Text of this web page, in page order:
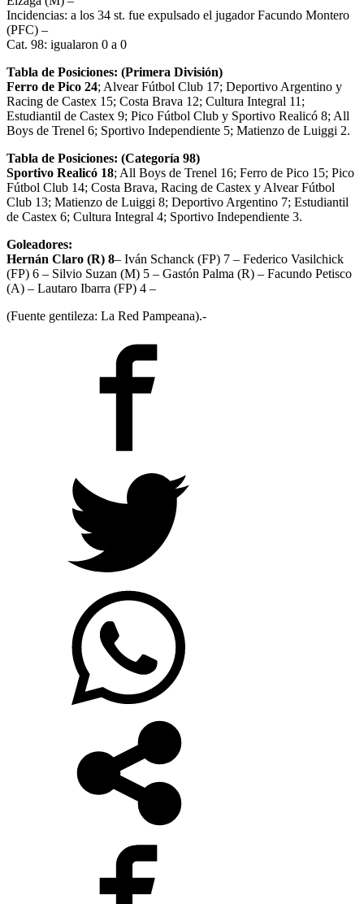
Incidencias: a los 34 st. fue expulsado el jugador Facundo Montero
(PFC) –
Cat. 98: igualaron 0 a 0
Tabla de Posiciones: (Primera División)
Ferro de Pico 24; Alvear Fútbol Club 17; Deportivo Argentino y
Racing de Castex 15; Costa Brava 12; Cultura Integral 11;
Estudiantil de Castex 9; Pico Fútbol Club y Sportivo Realicó 8; All
Boys de Trenel 6; Sportivo Independiente 5; Matienzo de Luiggi 2.
Tabla de Posiciones: (Categoría 98)
Sportivo Realicó 18; All Boys de Trenel 16; Ferro de Pico 15; Pico
Fútbol Club 14; Costa Brava, Racing de Castex y Alvear Fútbol
Club 13; Matienzo de Luiggi 8; Deportivo Argentino 7; Estudiantil
de Castex 6; Cultura Integral 4; Sportivo Independiente 3.
Goleadores:
Hernán Claro (R) 8– Iván Schanck (FP) 7 – Federico Vasilchick
(FP) 6 – Silvio Suzan (M) 5 – Gastón Palma (R) – Facundo Petisco
(A) – Lautaro Ibarra (FP) 4 –
(Fuente gentileza: La Red Pampeana).-